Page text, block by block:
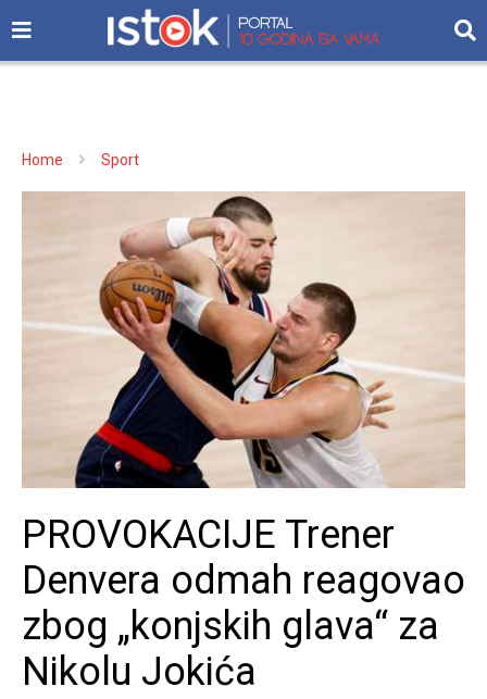
Home Sport
PROVOKACIJE Trener
Denvera odmah reagovao
zbog „konjskih glava“ za
Nikolu Jokića